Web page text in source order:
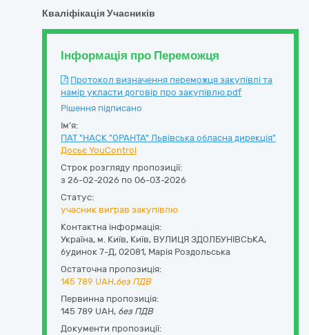
Кваліфікація Учасників
Інформація про Переможця
Протокол визначення переможця закупівлі та
намір укласти договір про закупівлю.pdf
Рішення підписано
Ім'я:
ПАТ "НАСК "ОРАНТА" Львівська обласна дирекція"
Досьє YouControl
Строк розгляду пропозиції:
з 26-02-2026 по 06-03-2026
Статус:
учасник виграв закупівлю
Контактна інформація:
Україна, м. Київ, Київ, ВУЛИЦЯ ЗДОЛБУНІВСЬКА,
будинок 7-Д, 02081, Марія Роздольська
Остаточна пропозиція:
145 789 UAH,без ПДВ
Первинна пропозиція:
145 789 UAH, без ПДВ
Документи пропозиції: